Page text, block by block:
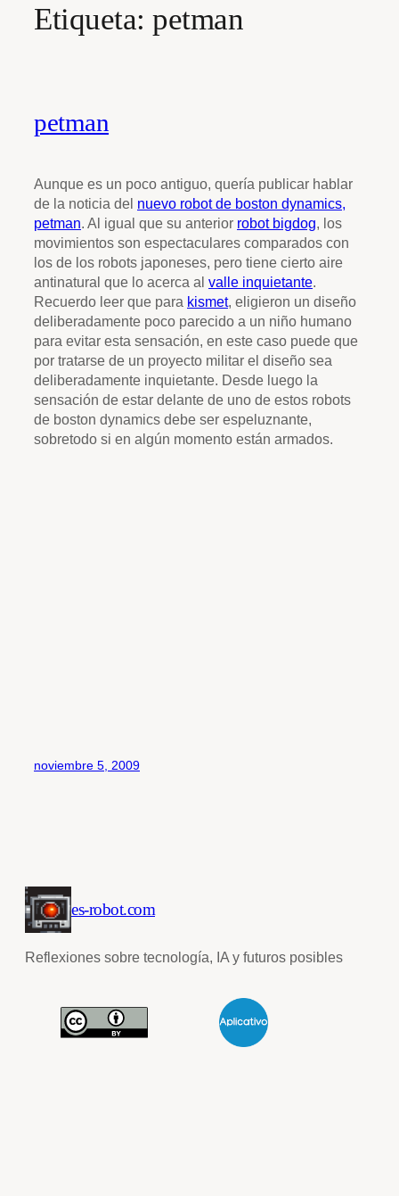
Etiqueta: petman
petman
Aunque es un poco antiguo, quería publicar hablar
de la noticia del nuevo robot de boston dynamics,
petman. Al igual que su anterior robot bigdog, los
movimientos son espectaculares comparados con
los de los robots japoneses, pero tiene cierto aire
antinatural que lo acerca al valle inquietante.
Recuerdo leer que para kismet, eligieron un diseño
deliberadamente poco parecido a un niño humano
para evitar esta sensación, en este caso puede que
por tratarse de un proyecto militar el diseño sea
deliberadamente inquietante. Desde luego la
sensación de estar delante de uno de estos robots
de boston dynamics debe ser espeluznante,
sobretodo si en algún momento están armados.
noviembre 5, 2009
es-robot.com
Reflexiones sobre tecnología, IA y futuros posibles